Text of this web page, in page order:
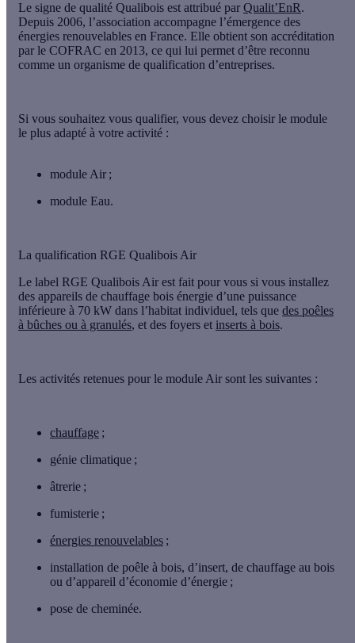
Le signe de qualité Qualibois est attribué par Qualit’EnR.
Depuis 2006, l’association accompagne l’émergence des
énergies renouvelables en France. Elle obtient son accréditation
par le COFRAC en 2013, ce qui lui permet d’être reconnu
comme un organisme de qualification d’entreprises.
Si vous souhaitez vous qualifier, vous devez choisir le module
le plus adapté à votre activité :
module Air ;
module Eau.
La qualification RGE Qualibois Air
Le label RGE Qualibois Air est fait pour vous si vous installez
des appareils de chauffage bois énergie d’une puissance
inférieure à 70 kW dans l’habitat individuel, tels que des poêles
à bûches ou à granulés, et des foyers et inserts à bois.
Les activités retenues pour le module Air sont les suivantes :
chauffage ;
génie climatique ;
âtrerie ;
fumisterie ;
énergies renouvelables ;
installation de poêle à bois, d’insert, de chauffage au bois
ou d’appareil d’économie d’énergie ;
pose de cheminée.